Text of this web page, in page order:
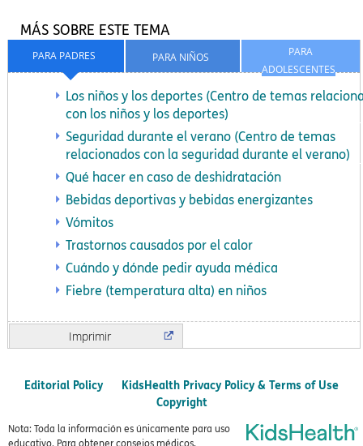
PARA
ADOLESCENTES
PARA NIÑOS
PARA PADRES
MÁS SOBRE ESTE TEMA
Los niños y los deportes (Centro de temas
con los niños y los deportes)
Seguridad durante el verano (Centro de temas
relacionados con la seguridad durante el verano)
Qué hacer en caso de deshidratación
Bebidas deportivas y bebidas energizantes
Vómitos
Trastornos causados por el calor
Cuándo y dónde pedir ayuda médica
Fiebre (temperatura alta) en niños
Imprimir
Editorial Policy
KidsHealth Privacy Policy & Terms of Use
Copyright
Nota: Toda la información es únicamente para uso